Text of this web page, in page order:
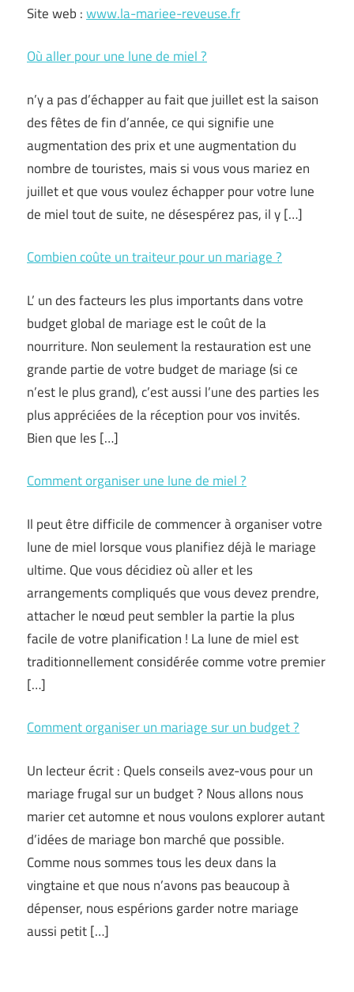
Site web :www.la-mariee-reveuse.fr
Où aller pour une lune de miel ?
n’y a pas d’échapper au fait que juillet est la saison
des fêtes de fin d’année, ce qui signifie une
augmentation des prix et une augmentation du
nombre de touristes, mais si vous vous mariez en
juillet et que vous voulez échapper pour votre lune
de miel tout de suite, ne désespérez pas, il y […]
Combien coûte un traiteur pour un mariage ?
L’ un des facteurs les plus importants dans votre
budget global de mariage est le coût de la
nourriture. Non seulement la restauration est une
grande partie de votre budget de mariage (si ce
n’est le plus grand), c’est aussi l’une des parties les
plus appréciées de la réception pour vos invités.
Bien que les […]
Comment organiser une lune de miel ?
Il peut être difficile de commencer à organiser votre
lune de miel lorsque vous planifiez déjà le mariage
ultime. Que vous décidiez où aller et les
arrangements compliqués que vous devez prendre,
attacher le nœud peut sembler la partie la plus
facile de votre planification ! La lune de miel est
traditionnellement considérée comme votre premier
[…]
Comment organiser un mariage sur un budget ?
Un lecteur écrit : Quels conseils avez-vous pour un
mariage frugal sur un budget ? Nous allons nous
marier cet automne et nous voulons explorer autant
d’idées de mariage bon marché que possible.
Comme nous sommes tous les deux dans la
vingtaine et que nous n’avons pas beaucoup à
dépenser, nous espérions garder notre mariage
aussi petit […]